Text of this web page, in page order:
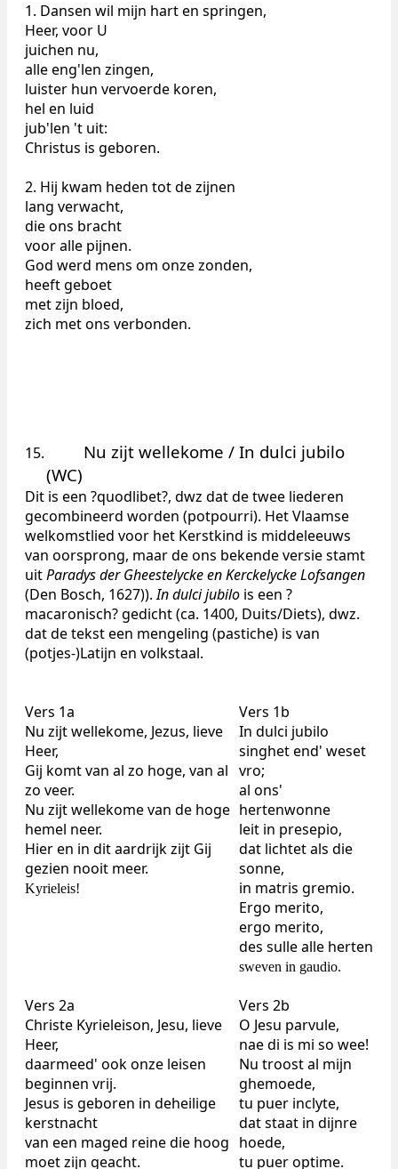
1. Dansen wil mijn hart en springen,
Heer, voor U
juichen nu,
alle eng'len zingen,
luister hun vervoerde koren,
hel en luid
jub'len 't uit:
Christus is geboren.
2. Hij kwam heden tot de zijnen
lang verwacht,
die ons bracht
voor alle pijnen.
God werd mens om onze zonden,
heeft geboet
met zijn bloed,
zich met ons verbonden.
15.
Nu zijt wellekome / In dulci jubilo
(WC)
Dit is een ?quodlibet?, dwz dat de twee liederen
gecombineerd worden (potpourri). Het Vlaamse
welkomstlied voor het Kerstkind is middeleeuws
van oorsprong, maar de ons bekende versie stamt
uitParadys der Gheestelycke en Kerckelycke Lofsangen
(Den Bosch, 1627)).In dulci jubilo is een ?
macaronisch? gedicht (ca. 1400, Duits/Diets), dwz.
dat de tekst een mengeling (pastiche) is van
(potjes-)Latijn en volkstaal.
Vers 1a
Nu zijt wellekome, Jezus, lieve
Heer,
Gij komt van al zo hoge, van al
zo veer.
Nu zijt wellekome van de hoge
hemel neer.
Hier en in dit aardrijk zijt Gij
gezien nooit meer.
Kyrieleis!
Vers 1b
In dulci jubilo
singhet end' weset
vro;
al ons'
hertenwonne
leit in presepio,
dat lichtet als die
sonne,
in matris gremio.
Ergo merito,
ergo merito,
des sulle alle herten
sweven in gaudio.
Vers 2a
Christe Kyrieleison, Jesu, lieve
Heer,
daarmeed' ook onze leisen
beginnen vrij.
Jesus is geboren in deheilige
kerstnacht
van een maged reine die hoog
moet zijn geacht.
Vers 2b
O Jesu parvule,
nae di is mi so wee!
Nu troost al mijn
ghemoede,
tu puer inclyte,
dat staat in dijnre
hoede,
tu puer optime.